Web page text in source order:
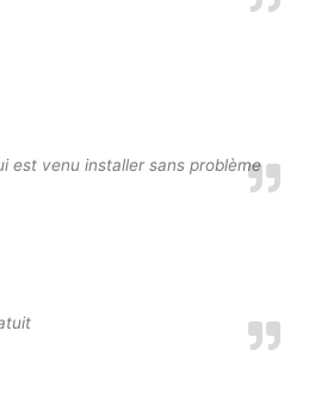
est venu installer sans problème